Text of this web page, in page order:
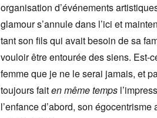
organisation d’événements
glamour s’annule dans l’ici et
tant son fils qui avait besoin de sa
vouloir être entourée des siens. Est-
femme que je ne le serai jamais, et
toujours faiten même temps
l’enfance d’abord, son